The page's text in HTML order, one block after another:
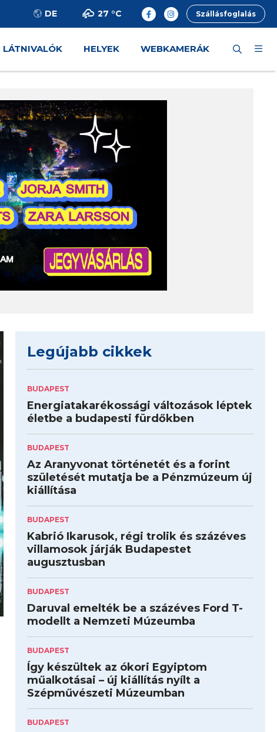
DE 27 °C Szállásfoglalás
LÁTNIVALÓK HELYEK WEBKAMERÁK
Legújabb cikkek
BUDAPEST
Energiatakarékossági változások léptek
életbe a budapesti fürdőkben
BUDAPEST
Az Aranyvonat történetét és a forint
születését mutatja be a Pénzmúzeum új
kiállítása
BUDAPEST
Kabrió Ikarusok, régi trolik és százéves
villamosok járják Budapestet
augusztusban
BUDAPEST
Daruval emelték be a százéves Ford T-
modellt a Nemzeti Múzeumba
BUDAPEST
Így készültek az ókori Egyiptom
műalkotásai – új kiállítás nyílt a
Szépművészeti Múzeumban
BUDAPEST